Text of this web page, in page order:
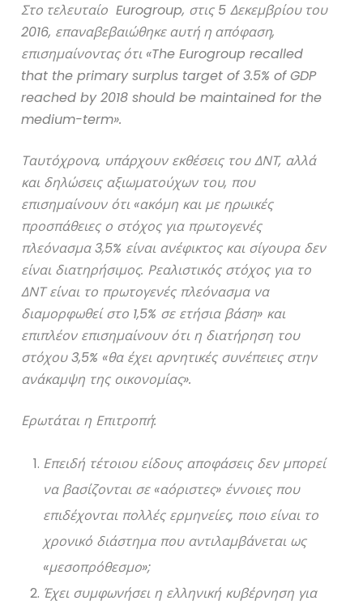
Στο τελευταίο Eurogroup, στις5Δεκεμβρίου του
2016, επαναβεβαιώθηκε αυτή η απόφαση,
επισημαίνοντας ότι«The Eurogroup recalled
that the primary surplus target of 3.5% of GDP
reached by 2018 should be maintained for the
medium-term».
Ταυτόχρονα, υπάρχουν εκθέσεις του ΔΝΤ, αλλά
και δηλώσεις αξιωματούχων του, που
επισημαίνουν ότι «ακόμη και με ηρωικές
προσπάθειες ο στόχος για πρωτογενές
πλεόνασμα 3,5% είναι ανέφικτος και σίγουρα δεν
είναι διατηρήσιμος. Ρεαλιστικός στόχος για το
ΔΝΤ είναι το πρωτογενές πλεόνασμα να
διαμορφωθεί στο 1,5% σε ετήσια βάση» και
επιπλέον επισημαίνουν ότι η διατήρηση του
στόχου 3,5% «θα έχει αρνητικές συνέπειες στην
ανάκαμψη της οικονομίας».
Ερωτάται η Επιτροπή:
Επειδή τέτοιου είδους αποφάσεις δεν μπορεί
να βασίζονται σε «αόριστες» έννοιες που
επιδέχονται πολλές ερμηνείες, ποιο είναι το
χρονικό διάστημα που αντιλαμβάνεται ως
«μεσοπρόθεσμο»;
Έχει συμφωνήσει η ελληνική κυβέρνηση για